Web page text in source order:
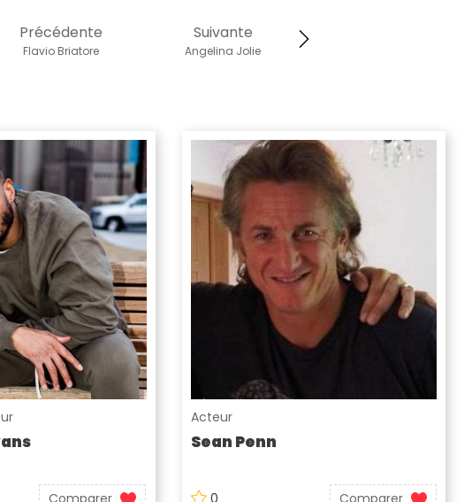
Suivante
Angelina Jolie
Précédente
Flavio Briatore
Comparer
Acteur
Sean Penn
0 Comparer